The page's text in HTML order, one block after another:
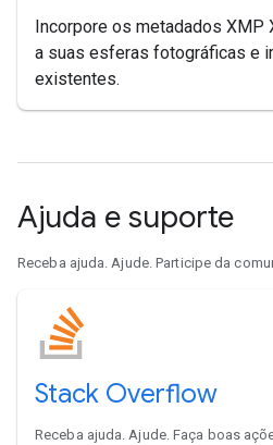
Incorpore os metadados
a suas esferas fotográficas e
existentes.
Ajuda e suporte
Receba ajuda. Ajude. Participe da
Stack Overflow
Receba ajuda. Ajude. Faça boas